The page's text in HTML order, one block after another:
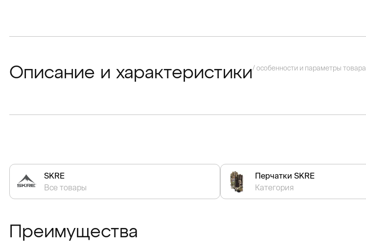
Описание и характеристики/ особенности и параметры товара
SKRE
Все товары
Перчатки SKRE
Категория
Преимущества